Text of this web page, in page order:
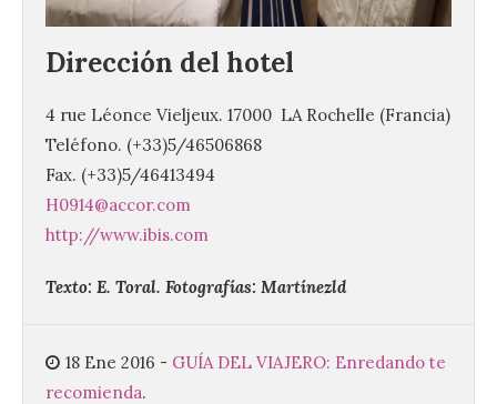
Dirección del hotel
4 rue Léonce Vieljeux. 17000 LA Rochelle (Francia)
Teléfono. (+33)5/46506868
Fax. (+33)5/46413494
H0914@accor.com
http://www.ibis.com
Texto: E. Toral. Fotografías: Martínezld
18 Ene 2016 - GUÍA DEL VIAJERO: Enredando te
recomienda.
Bañeza presenta el
Festival One More Time,
una cita con la música de
agosto en la Plaza Mayor.
6 Ago 2026
domingo 16 de agosto, a
en la Plaza Mayor de la
ciudad. El Salón de Plenos
oficial del Festival One […]